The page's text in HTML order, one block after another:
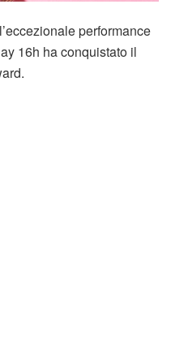
performance
16h ha conquistato il